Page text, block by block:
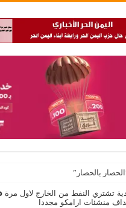
بالحصار”
تشتري النفط من الخارج لاول مرة
منشئات ارامكو مجددا